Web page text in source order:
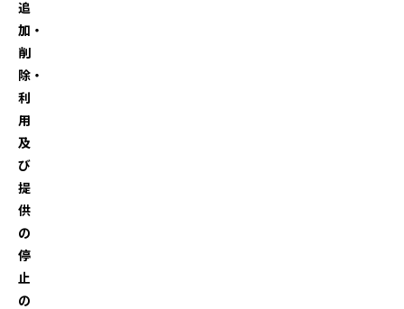
追
加・
削
除・
利
用
及
び
提
供
の
停
止
の